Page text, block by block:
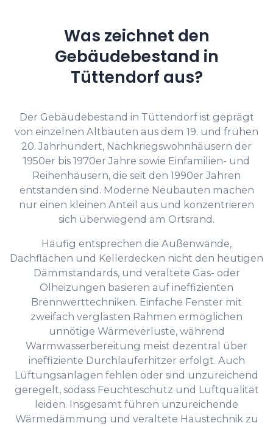
Was zeichnet den
Gebäudebestand in
Tüttendorf aus?
Der Gebäudebestand in Tüttendorf ist geprägt
von einzelnen Altbauten aus dem 19. und frühen
20. Jahrhundert, Nachkriegswohnhäusern der
1950er bis 1970er Jahre sowie Einfamilien- und
Reihenhäusern, die seit den 1990er Jahren
entstanden sind. Moderne Neubauten machen
nur einen kleinen Anteil aus und konzentrieren
sich überwiegend am Ortsrand.
Häufig entsprechen die Außenwände,
Dachflächen und Kellerdecken nicht den heutigen
Dämmstandards, und veraltete Gas- oder
Ölheizungen basieren auf ineffizienten
Brennwerttechniken. Einfache Fenster mit
zweifach verglasten Rahmen ermöglichen
unnötige Wärmeverluste, während
Warmwasserbereitung meist dezentral über
ineffiziente Durchlauferhitzer erfolgt. Auch
Lüftungsanlagen fehlen oder sind unzureichend
geregelt, sodass Feuchteschutz und Luftqualität
leiden. Insgesamt führen unzureichende
Wärmedämmung und veraltete Haustechnik zu